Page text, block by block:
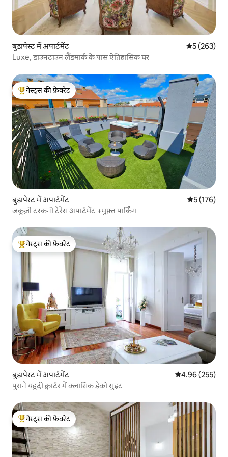
बुडापेस्ट में अपार्टमेंट औसत रेटिंग 5
5 (263)
Luxe, डाउनटाउन लैंडमार्क के पास ऐतिहासिक घर
गेस्ट्स का टॉप फ़ेवरेट
गेस्ट्स की फ़ेवरेट
बुडापेस्ट में अपार्टमेंट औसत रेटिंग 5
5 (176)
जकूज़ी टस्कनी टेरेस अपार्टमेंट +मुफ़्त पार्किंग
गेस्ट्स का टॉप फ़ेवरेट
गेस्ट्स की फ़ेवरेट
बुडापेस्ट में अपार्टमेंट औसत रेटिंग 5 में से
4.96 (255)
पुराने यहूदी क्वार्टर में क्लासिक डेको सुइट
गेस्ट्स का टॉप फ़ेवरेट
गेस्ट्स की फ़ेवरेट